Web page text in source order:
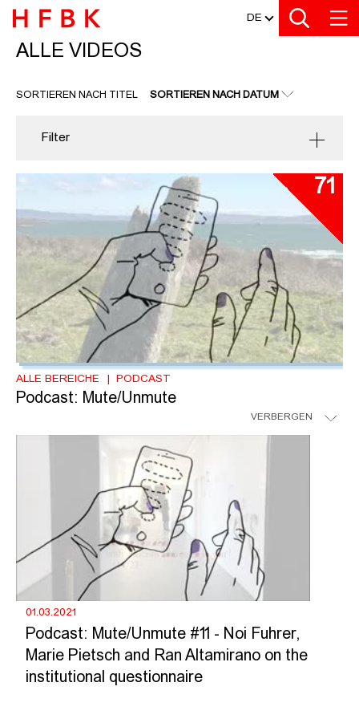
Zu den Filtern
Zur Metanavigation
Zur Hauptnavigation
Zur Suche
Zum Inhalt
Zum Seitenfuss DE
ALLE VIDEOS
ALLE VIDEOS
SORTIEREN NACH TITEL SORTIEREN NACH DATUM
Filter
71
ALLE BEREICHE PODCAST
Podcast: Mute/Unmute
VERBERGEN
01.03.2021
Podcast: Mute/Unmute #11 - Noi Fuhrer,
Marie Pietsch and Ran Altamirano on the
institutional questionnaire